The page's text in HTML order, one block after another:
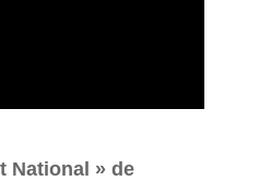
National » de